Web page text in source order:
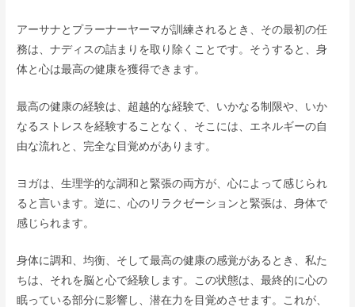
アーサナとプラーナーヤーマが訓練されるとき、その最初の任
務は、ナディスの詰まりを取り除くことです。そうすると、身
体と心は最高の健康を獲得できます。
最高の健康の経験は、超越的な経験で、いかなる制限や、いか
なるストレスを経験することなく、そこには、エネルギーの自
由な流れと、完全な目覚めがあります。
ヨガは、生理学的な調和と緊張の両方が、心によって感じられ
ると言います。逆に、心のリラクゼーションと緊張は、身体で
感じられます。
身体に調和、均衡、そして最高の健康の感覚があるとき、私た
ちは、それを脳と心で経験します。この状態は、最終的に心の
眠っている部分に影響し、潜在力を目覚めさせます。これが、